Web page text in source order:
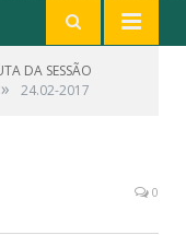
DA SESSÃO
» 24.02-2017
0